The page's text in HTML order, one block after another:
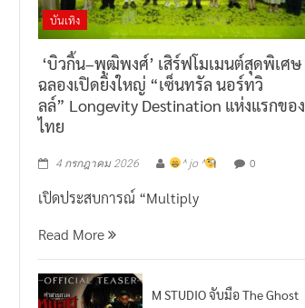
บันเทิง
‘บิวกิ้น–พุฒิพงศ์’ เสิร์ฟโมเมนต์สุดพิเศษ
ฉลองเปิดยิ่งใหญ่ “เซ็นทรัล นอร์ทวิ
ลล์” Longevity Destination แห่งแรกของ
ไทย
4 กรกฎาคม 2026 ^ jo ^ 0
เปิดประสบการณ์ “Multiply
Read More
M STUDIO จับมือ The Ghost